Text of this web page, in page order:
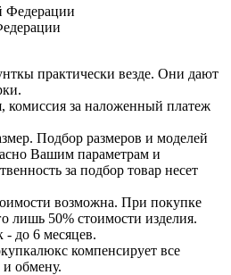
практически везде. Они дают
комиссия за наложенный платеж
Подбор размеров и моделей
Вашим параметрам и
за подбор товар несет
возможна. При покупке
лишь 50% стоимости изделия.
- до 6 месяцев.
компенсирует все
и обмену.